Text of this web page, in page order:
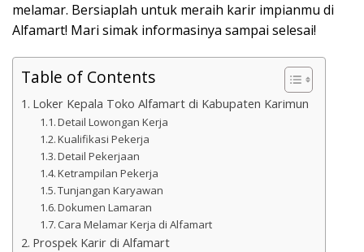
melamar. Bersiaplah untuk meraih karir impianmu di
Alfamart! Mari simak informasinya sampai selesai!
Table of Contents
Loker Kepala Toko Alfamart di Kabupaten Karimun
Detail Lowongan Kerja
Kualifikasi Pekerja
Detail Pekerjaan
Ketrampilan Pekerja
Tunjangan Karyawan
Dokumen Lamaran
Cara Melamar Kerja di Alfamart
Prospek Karir di Alfamart